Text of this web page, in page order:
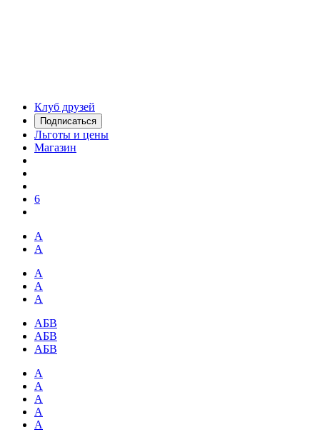
Клуб друзей
Подписаться
Льготы и цены
Магазин
6
А
А
А
А
А
АБВ
АБВ
АБВ
А
А
А
А
А